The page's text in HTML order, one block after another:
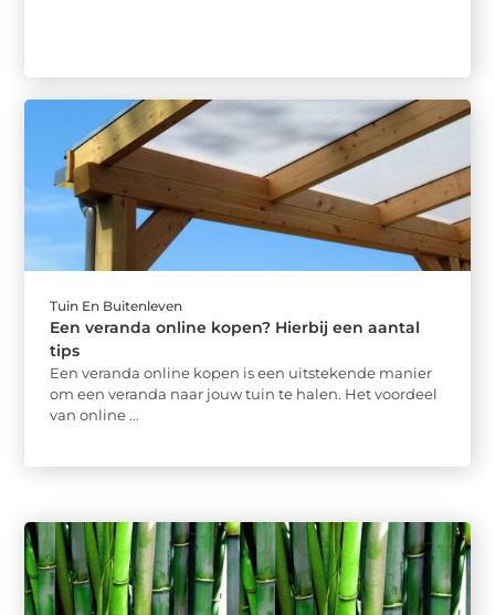
Tuin En Buitenleven
Een veranda online kopen? Hierbij een aantal
tips
Een veranda online kopen is een uitstekende manier
om een veranda naar jouw tuin te halen. Het voordeel
van online ...